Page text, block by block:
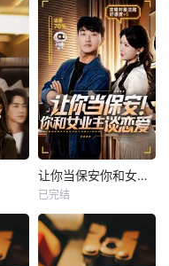
未知
热播
未知
让你当保安你和女业主谈恋爱
已完结